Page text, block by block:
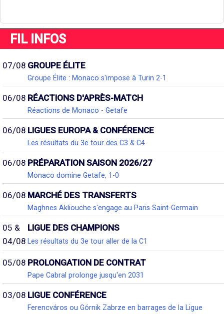
FIL INFOS
07/08 GROUPE ÉLITE
Groupe Élite : Monaco s'impose à Turin 2-1
06/08 RÉACTIONS D'APRÈS-MATCH
Réactions de Monaco - Getafe
06/08 LIGUES EUROPA & CONFÉRENCE
Les résultats du 3e tour des C3 & C4
06/08 PRÉPARATION SAISON 2026/27
Monaco domine Getafe, 1-0
06/08 MARCHÉ DES TRANSFERTS
Maghnes Akliouche s'engage au Paris Saint-Germain
05 &
04/08
LIGUE DES CHAMPIONS
Les résultats du 3e tour aller de la C1
05/08 PROLONGATION DE CONTRAT
Pape Cabral prolonge jusqu'en 2031
03/08 LIGUE CONFÉRENCE
Ferencváros ou Górnik Zabrze en barrages de la Ligue